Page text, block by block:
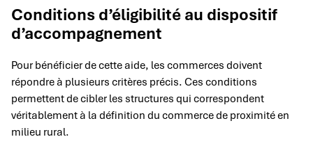
Conditions d’éligibilité au dispositif
d’accompagnement
Pour bénéficier de cette aide, les commerces doivent
répondre à plusieurs critères précis. Ces conditions
permettent de cibler les structures qui correspondent
véritablement à la définition du commerce de proximité en
milieu rural.